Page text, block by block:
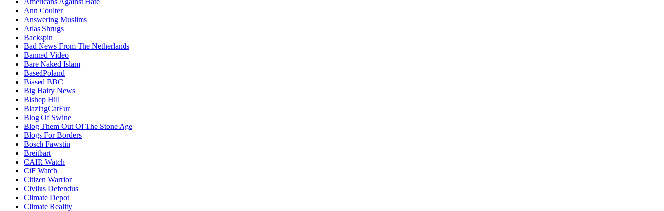
Ann Coulter
Answering Muslims
Atlas Shrugs
Backspin
Bad News From The Netherlands
Banned Video
Bare Naked Islam
BasedPoland
Biased BBC
Big Hairy News
Bishop Hill
BlazingCatFur
Blog Of Swine
Blog Them Out Of The Stone Age
Blogs For Borders
Bosch Fawstin
Breitbart
CAIR Watch
CiF Watch
Citizen Warrior
Civilus Defendus
Climate Depot
Climate Reality